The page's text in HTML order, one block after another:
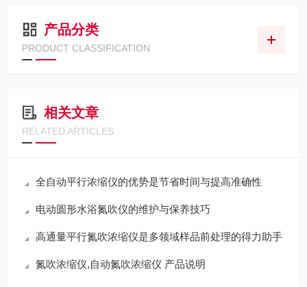
产品分类
PRODUCT CLASSIFICATION
相关文章
RELATED ARTICLES
全自动平行浓缩仪的优势是节省时间与提高准确性
电动圆形水浴氮吹仪的维护与保养技巧
高通量平行氮吹浓缩仪是多领域样品前处理的得力助手
氮吹浓缩仪,自动氮吹浓缩仪 产品说明